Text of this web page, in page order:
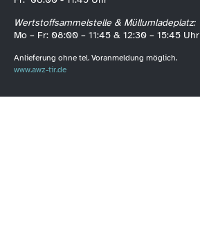
Wertstoffsammelstelle & Müllumladeplatz:
Mo – Fr: 08:00 – 11:45 & 12:30 – 15:45 Uhr
Anlieferung ohne tel. Voranmeldung möglich.
www.awz-tir.de